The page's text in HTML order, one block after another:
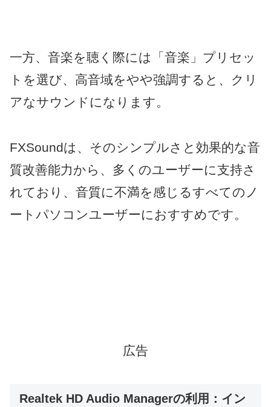
一方、音楽を聴く際には「音楽」プリセッ
トを選び、高音域をやや強調すると、クリ
アなサウンドになります。
FXSoundは、そのシンプルさと効果的な音
質改善能力から、多くのユーザーに支持さ
れており、音質に不満を感じるすべてのノ
ートパソコンユーザーにおすすめです。
広告
Realtek HD Audio Managerの利用：イン